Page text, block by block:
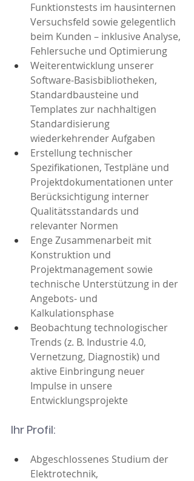
Funktionstests im hausinternen
Versuchsfeld sowie gelegentlich
beim Kunden – inklusive Analyse,
Fehlersuche und Optimierung
Weiterentwicklung unserer
Software-Basisbibliotheken,
Standardbausteine und
Templates zur nachhaltigen
Standardisierung
wiederkehrender Aufgaben
Erstellung technischer
Spezifikationen, Testpläne und
Projektdokumentationen unter
Berücksichtigung interner
Qualitätsstandards und
relevanter Normen
Enge Zusammenarbeit mit
Konstruktion und
Projektmanagement sowie
technische Unterstützung in der
Angebots- und
Kalkulationsphase
Beobachtung technologischer
Trends (z. B. Industrie 4.0,
Vernetzung, Diagnostik) und
aktive Einbringung neuer
Impulse in unsere
Entwicklungsprojekte
Ihr Profil:
Abgeschlossenes Studium der
Elektrotechnik,